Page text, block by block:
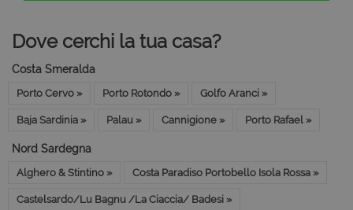
Dove cerchi la tua casa?
Costa Smeralda
Porto Cervo » Porto Rotondo » Golfo Aranci »
Baja Sardinia » Palau » Cannigione » Porto Rafael »
Nord Sardegna
Alghero & Stintino » Costa Paradiso Portobello Isola Rossa »
Castelsardo/Lu Bagnu /La Ciaccia/ Badesi »